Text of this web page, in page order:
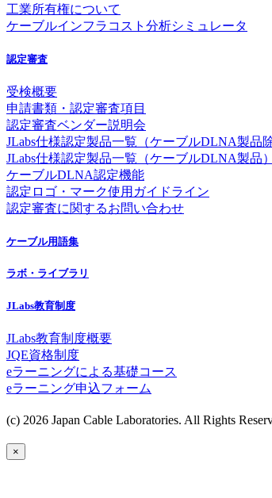
工業所有権について
ケーブルインフラコスト分析シミュレータ
認定審査
受検概要
申請書類・認定審査項目
認定審査ベンダー説明会
JLabs仕様認定製品一覧（ケーブルDLNA製品除
JLabs仕様認定製品一覧（ケーブルDLNA製品）
ケーブルDLNA認定機能
認定ロゴ・マーク使用ガイドライン
認定審査に関するお問い合わせ
ケーブル用語集
ラボ・ライブラリ
JLabs教育制度
JLabs教育制度概要
JQE資格制度
eラーニングによる基礎コース
eラーニング申込フォーム
(c) 2026 Japan Cable Laboratories. All Rights
×